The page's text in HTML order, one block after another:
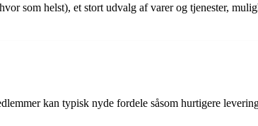
som helst), et stort udvalg af varer og tjenester,
kan typisk nyde fordele såsom hurtigere